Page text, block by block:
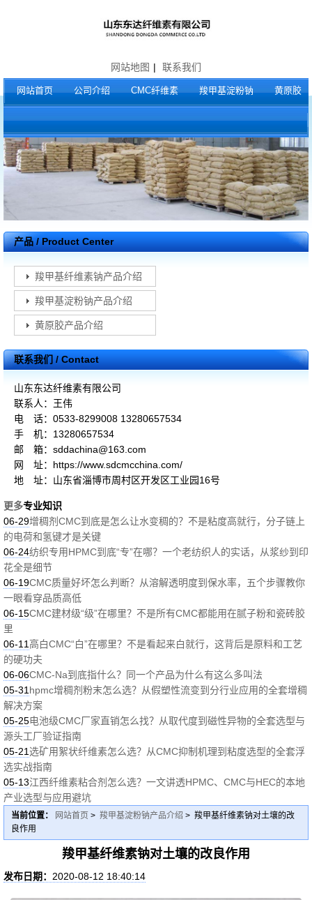
网站地图 | 联系我们
网站首页 公司介绍 CMC纤维素 羧甲基淀粉钠 黄原胶
产品 / Product Center
羧甲基纤维素钠产品介绍
羧甲基淀粉钠产品介绍
黄原胶产品介绍
联系我们 / Contact
山东东达纤维素有限公司
联系人：王伟
电 话：0533-8299008 13280657534
手 机：13280657534
邮 箱：sddachina@163.com
网 址：https://www.sdcmcchina.com/
地 址：山东省淄博市周村区开发区工业园16号
更多专业知识
06-29增稠剂CMC到底是怎么让水变稠的？不是粘度高就行，分子链上
的电荷和氢键才是关键
06-24纺织专用HPMC到底“专”在哪？一个老纺织人的实话，从浆纱到印
花全是细节
06-19CMC质量好坏怎么判断？从溶解透明度到保水率，五个步骤教你
一眼看穿品质高低
06-15CMC建材级“级”在哪里？不是所有CMC都能用在腻子粉和瓷砖胶
里
06-11高白CMC“白”在哪里？不是看起来白就行，这背后是原料和工艺
的硬功夫
06-06CMC-Na到底指什么？同一个产品为什么有这么多叫法
05-31 hpmc增稠剂粉末怎么选？从假塑性流变到分行业应用的全套增稠
解决方案
05-25电池级CMC厂家直销怎么找？从取代度到磁性异物的全套选型与
源头工厂验证指南
05-21选矿用絮状纤维素怎么选？从CMC抑制机理到粘度选型的全套浮
选实战指南
05-13江西纤维素粘合剂怎么选？一文讲透HPMC、CMC与HEC的本地
产业选型与应用避坑
当前位置： 网站首页 > 羧甲基淀粉钠产品介绍 > 羧甲基纤维素钠对土壤的改
良作用
羧甲基纤维素钠对土壤的改良作用
发布日期： 2020-08-12 18:40:14